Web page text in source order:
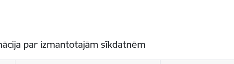
par izmantotajām sīkdatnēm